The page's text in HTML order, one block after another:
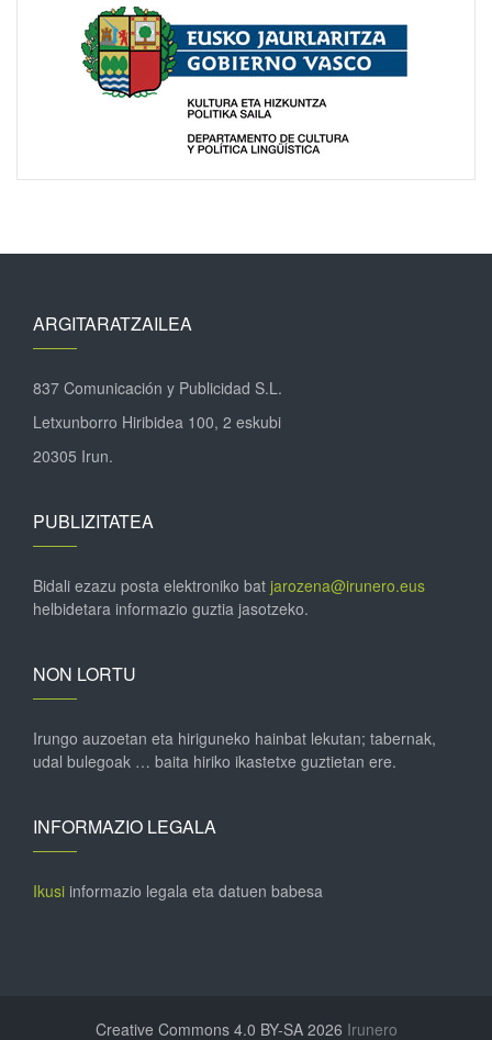
ARGITARATZAILEA
837 Comunicación y Publicidad S.L.
Letxunborro Hiribidea 100, 2 eskubi
20305 Irun.
PUBLIZITATEA
Bidali ezazu posta elektroniko bat jarozena@irunero.eus
helbidetara informazio guztia jasotzeko.
NON LORTU
Irungo auzoetan eta hiriguneko hainbat lekutan; tabernak,
udal bulegoak … baita hiriko ikastetxe guztietan ere.
INFORMAZIO LEGALA
Ikusi informazio legala eta datuen babesa
Creative Commons 4.0 BY-SA 2026 Irunero